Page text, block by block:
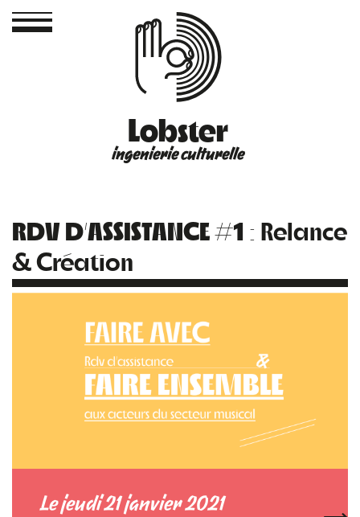
Lobster
ingenierie culturelle
RDV D’ASSISTANCE #1 : Relance
& Création
Le jeudi 21 janvier 2021